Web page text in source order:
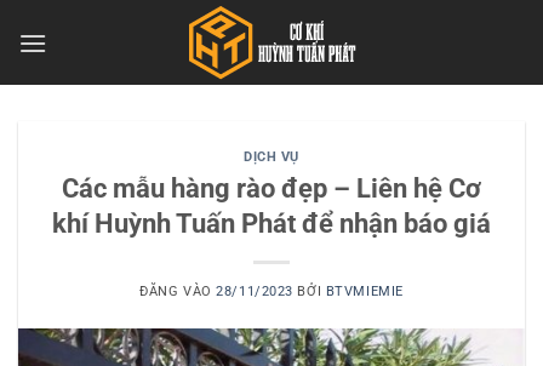
qua
DỊCH VỤ
Các mẫu hàng rào đẹp – Liên hệ Cơ
khí Huỳnh Tuấn Phát để nhận báo giá
ĐĂNG VÀO28/11/2023 BỞI BTVMIEMIE